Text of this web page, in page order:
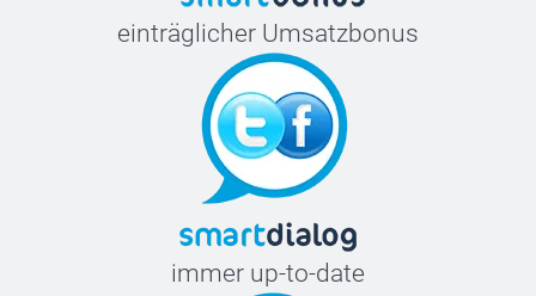
einträglicher Umsatzbonus
immer up-to-date